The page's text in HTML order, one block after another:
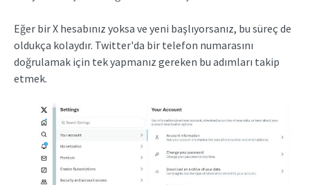
Eğer bir X hesabınız yoksa ve yeni başlıyorsanız, bu süreç de
oldukça kolaydır. Twitter'da bir telefon numarasını
doğrulamak için tek yapmanız gereken bu adımları takip
etmek.